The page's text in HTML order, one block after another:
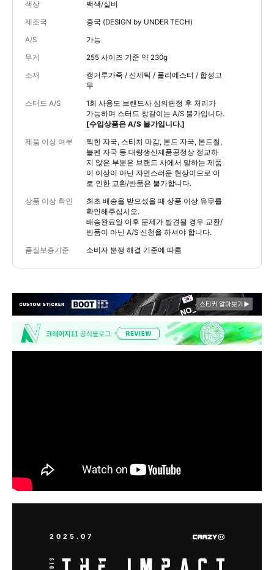
색상 백색/실버
제조국 중국 (DESIGN by UNDER TECH)
A/S 가능
무게 255 사이즈 기준 약 230g
소재
캥거루가죽 / 신세틱 / 폴리에스터 / 합성고
무
스터드 A/S
1회 사용도 브랜드사 심의판정 후 처리가
가능하며 스터드 창갈이는 A/S 불가입니다.
[수입상품은 A/S 불가입니다.]
제품 이상 여부
찍힌 자국, 스티치 마감, 본드 자국, 본드칠,
볼펜 자국 등 대량생산제품공정상 정교하
지 않은 부분은 브랜드 사에서 말하는 제품
이 이상이 아닌 자연스러운 현상이므로 이
로 인한 교환/반품은 불가합니다.
상품 이상 확인
최초 배송을 받으셨을 때 상품 이상 유무를
확인해주십시오.
배송완료일 이후 문제가 발견될 경우 교환/
반품이 아닌 A/S 신청을 하셔야 합니다.
품질보증기준 소비자 분쟁 해결 기준에 따름
2025.07